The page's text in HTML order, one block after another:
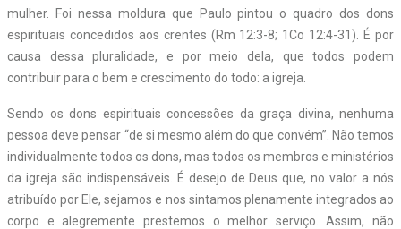
mulher. Foi nessa moldura que Paulo pintou o quadro dos dons
espirituais concedidos aos crentes (Rm 12:3-8; 1Co 12:4-31). É por
causa dessa pluralidade, e por meio dela, que todos podem
contribuir para o bem e crescimento do todo: a igreja.
Sendo os dons espirituais concessões da graça divina, nenhuma
pessoa deve pensar “de si mesmo além do que convém”. Não temos
individualmente todos os dons, mas todos os membros e ministérios
da igreja são indispensáveis. É desejo de Deus que, no valor a nós
atribuído por Ele, sejamos e nos sintamos plenamente integrados ao
corpo e alegremente prestemos o melhor serviço. Assim, não